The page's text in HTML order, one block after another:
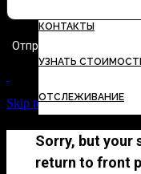
КОНТАКТЫ
УЗНАТЬ
ОТСЛЕЖИВАНИЕ
Skip to Content
Sorry, but your
return to front